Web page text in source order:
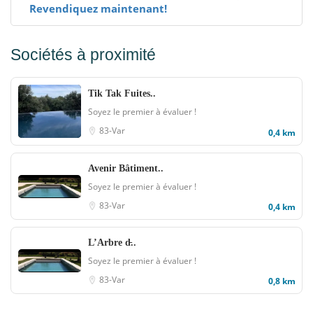
Revendiquez maintenant!
Sociétés à proximité
Tik Tak Fuites..
Soyez le premier à évaluer !
83-Var
0,4 km
Avenir Bâtiment..
Soyez le premier à évaluer !
83-Var
0,4 km
L’Arbre d̵..
Soyez le premier à évaluer !
83-Var
0,8 km